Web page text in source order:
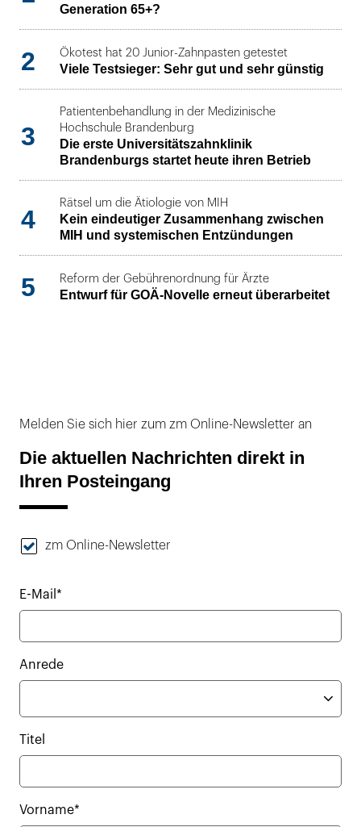
Generation 65+?
2 Ökotest hat 20 Junior-Zahnpasten getestet
Viele Testsieger: Sehr gut und sehr günstig
3
Patientenbehandlung in der Medizinische
Hochschule Brandenburg
Die erste Universitätszahnklinik
Brandenburgs startet heute ihren Betrieb
4
Rätsel um die Ätiologie von MIH
Kein eindeutiger Zusammenhang zwischen
MIH und systemischen Entzündungen
5 Reform der Gebührenordnung für Ärzte
Entwurf für GOÄ-Novelle erneut überarbeitet
Melden Sie sich hier zum zm Online-Newsletter an
Die aktuellen Nachrichten direkt in
Ihren Posteingang
zm Online-Newsletter
E-Mail*
Anrede
Titel
Vorname*